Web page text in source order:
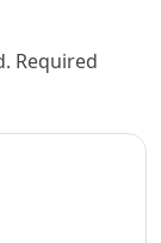
Required